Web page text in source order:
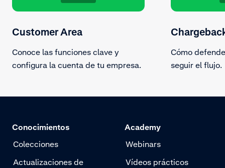
Customer Area
Conoce las funciones clave y
configura la cuenta de tu empresa.
Cómo
seguir el flujo.
Conocimientos
Colecciones
Actualizaciones de
Academy
Webinars
Vídeos prácticos